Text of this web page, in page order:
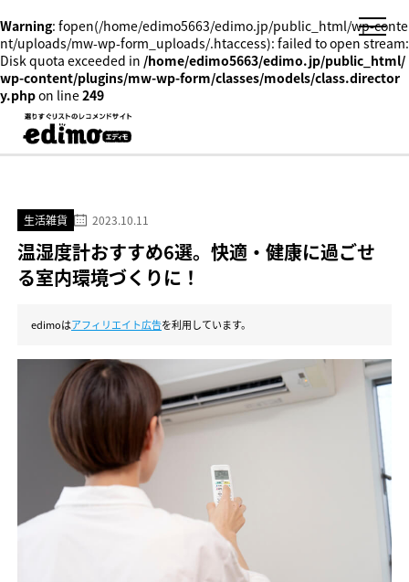
Warning: fopen(/home/edimo5663/edimo.jp/public_html/wp-conte
nt/uploads/mw-wp-form_uploads/.htaccess): failed to open stream:
Disk quota exceeded in /home/edimo5663/edimo.jp/public_html/
wp-content/plugins/mw-wp-form/classes/models/class.director
y.phpon line249
生活雑貨 2023.10.11
温湿度計おすすめ6選。快適・健康に過ごせ
る室内環境づくりに！
edimoはアフィリエイト広告を利用しています。